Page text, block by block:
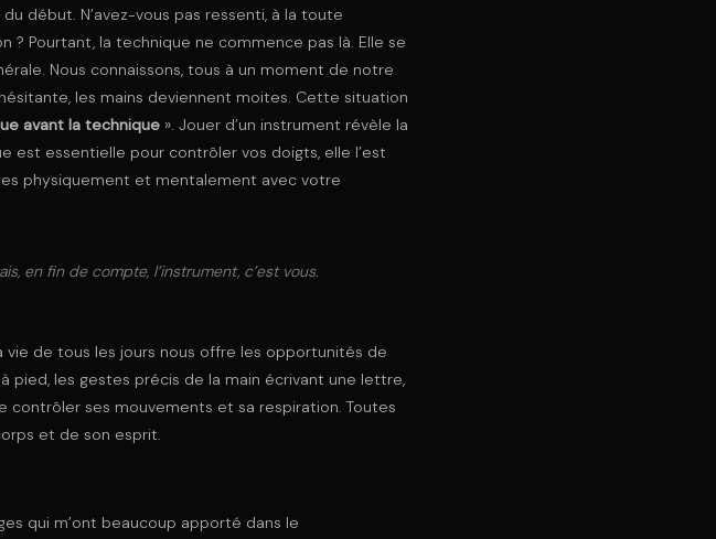
début. N’avez-vous pas ressenti, à la toute
Pourtant, la technique ne commence pas là. Elle se
Nous connaissons, tous à un moment de notre
les mains deviennent moites. Cette situation
avant la technique ». Jouer d’un instrument révèle la
est essentielle pour contrôler vos doigts, elle l’est
physiquement et mentalement avec votre
en fin de compte, l’instrument, c’est vous.
de tous les jours nous offre les opportunités de
pied, les gestes précis de la main écrivant une lettre,
contrôler ses mouvements et sa respiration. Toutes
et de son esprit.
qui m’ont beaucoup apporté dans le